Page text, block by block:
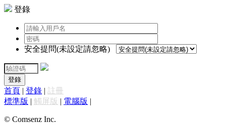
登錄
安全提問(未設定請忽略)
登錄
首頁 | 登錄 | 註冊
標準版 | 觸屏版 | 電腦版 |
© Comsenz Inc.